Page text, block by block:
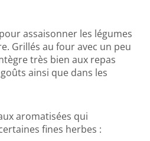
assaisonner les légumes
Grillés au four avec un peu
très bien aux repas
ainsi que dans les
aromatisées qui
fines herbes :